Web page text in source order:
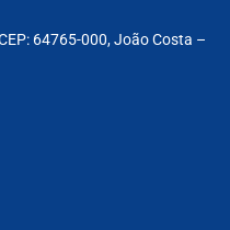
64765-000, João Costa –